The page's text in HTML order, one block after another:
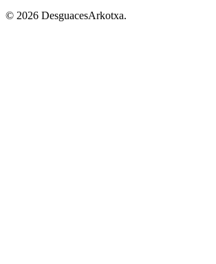
© 2026 DesguacesArkotxa.